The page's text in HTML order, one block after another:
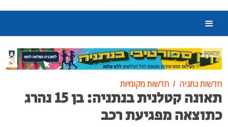
פרסומת
חדשות נתניה חדשות מקומיות
תאונה קטלנית בנתניה: בן 15 נהרג
כתוצאה מפגיעת רכב